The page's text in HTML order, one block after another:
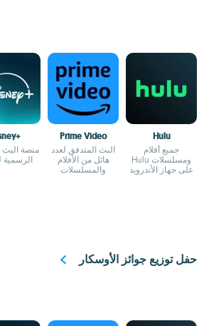
Hulu
جميع أفلام
ومسلسلات Hulu
على جهاز الأندرويد
Prime Video
البث المتدفق لعدد
هائل من الأفلام
والمسلسلات
منصة البث
الرسمية
حفل توزيع جوائز الأوسكار